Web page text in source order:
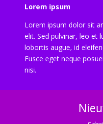
Lorem ipsum
Lorem ipsum dolor sit
elit. Sed pulvinar, leo et
lobortis augue, id
Fusce eget neque
nisi.